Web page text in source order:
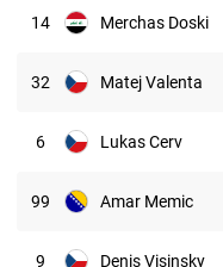
14 Merchas Doski
32 Matej Valenta
6 Lukas Cerv
99 Amar Memic
9 Denis Visinsky